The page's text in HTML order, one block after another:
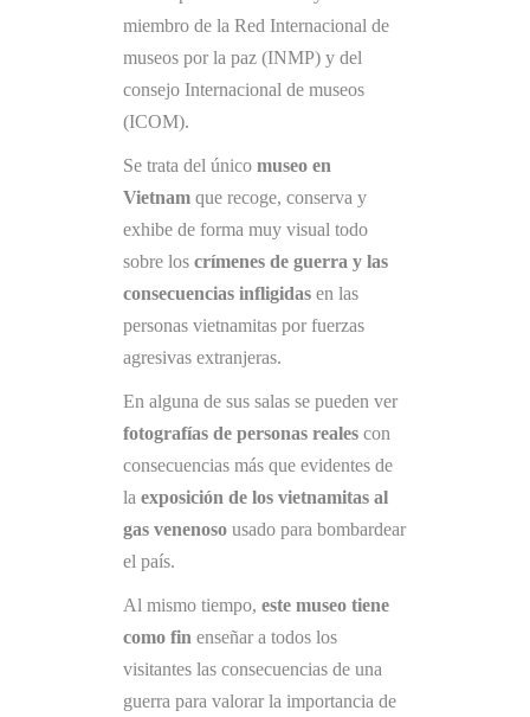
miembro de la Red Internacional de
museos por la paz (INMP) y del
consejo Internacional de museos
(ICOM).
Se trata del único museo en
Vietnam que recoge, conserva y
exhibe de forma muy visual todo
sobre los crímenes de guerra y las
consecuencias infligidas en las
personas vietnamitas por fuerzas
agresivas extranjeras.
En alguna de sus salas se pueden ver
fotografías de personas reales con
consecuencias más que evidentes de
la exposición de los vietnamitas al
gas venenoso usado para bombardear
el país.
Al mismo tiempo, este museo tiene
como fin enseñar a todos los
visitantes las consecuencias de una
guerra para valorar la importancia de